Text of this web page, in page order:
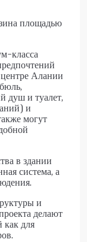
площадью
класса
Алании
душ и туалет,
и
могут
в здании
система, а
и
делают
как для